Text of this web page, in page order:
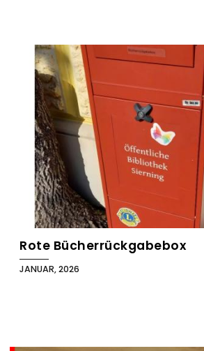
Rote Bücherrückgabebox
JANUAR, 2026